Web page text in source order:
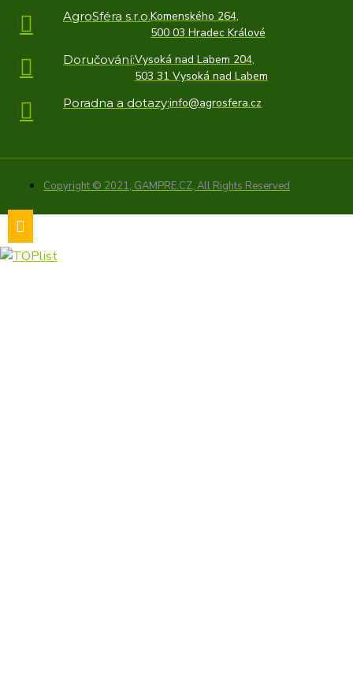
AgroSféra s.r.o.Komenského 264,
500 03 Hradec Králové
Doručování:Vysoká nad Labem 204,
503 31 Vysoká nad Labem
Poradna a dotazy:info@agrosfera.cz
Copyright © 2021, GAMPRE.CZ, All Rights Reserved